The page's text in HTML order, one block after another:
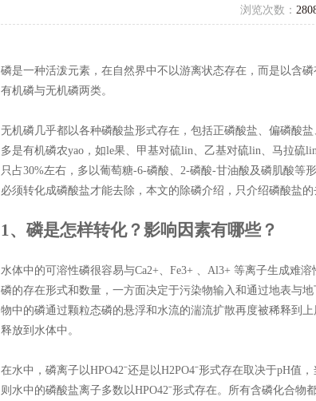
浏览次数：
磷是一种活泼元素，在自然界中不以游离状态存在，而是以含
有机磷与无机磷两类。
无机磷几乎都以各种磷酸盐形式存在，包括正磷酸盐、偏磷酸
多是有机磷农yao，如le果、甲基对硫lin、乙基对硫lin、马拉
只占30%左右，多以葡萄糖-6-磷酸、2-磷酸-甘油酸及磷肌酸等
必须转化成磷酸盐才能去除，本文的除磷介绍，只介绍磷酸盐的
1、磷是怎样转化？影响因素有哪些？
水体中的可溶性磷很容易与Ca2+、Fe3+ 、Al3+ 等离子生成难
磷的存在形式和数量，一方面决定于污染物输入和通过地表与
物中的磷通过颗粒态磷的悬浮和水流的湍流扩散再度被稀释到
释放到水体中。
在水中，磷离子以HPO42ˉ还是以H2PO4ˉ形式存在取决于pH值
则水中的磷酸盐离子多数以HPO42ˉ形式存在。所有含磷化合物